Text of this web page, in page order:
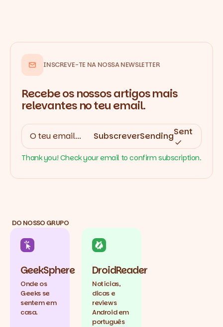
INSCREVE-TE NA NOSSA NEWSLETTER
Recebe os nossos artigos mais
relevantes no teu email.
SubscreverSendingSent
Thank you! Check your email to confirm subscription.
DO NOSSO GRUPO
GeekSphere
Onde os
Geeks se
sentem em
casa.
DroidReader
Notícias,
dicas e
reviews
Android em
português